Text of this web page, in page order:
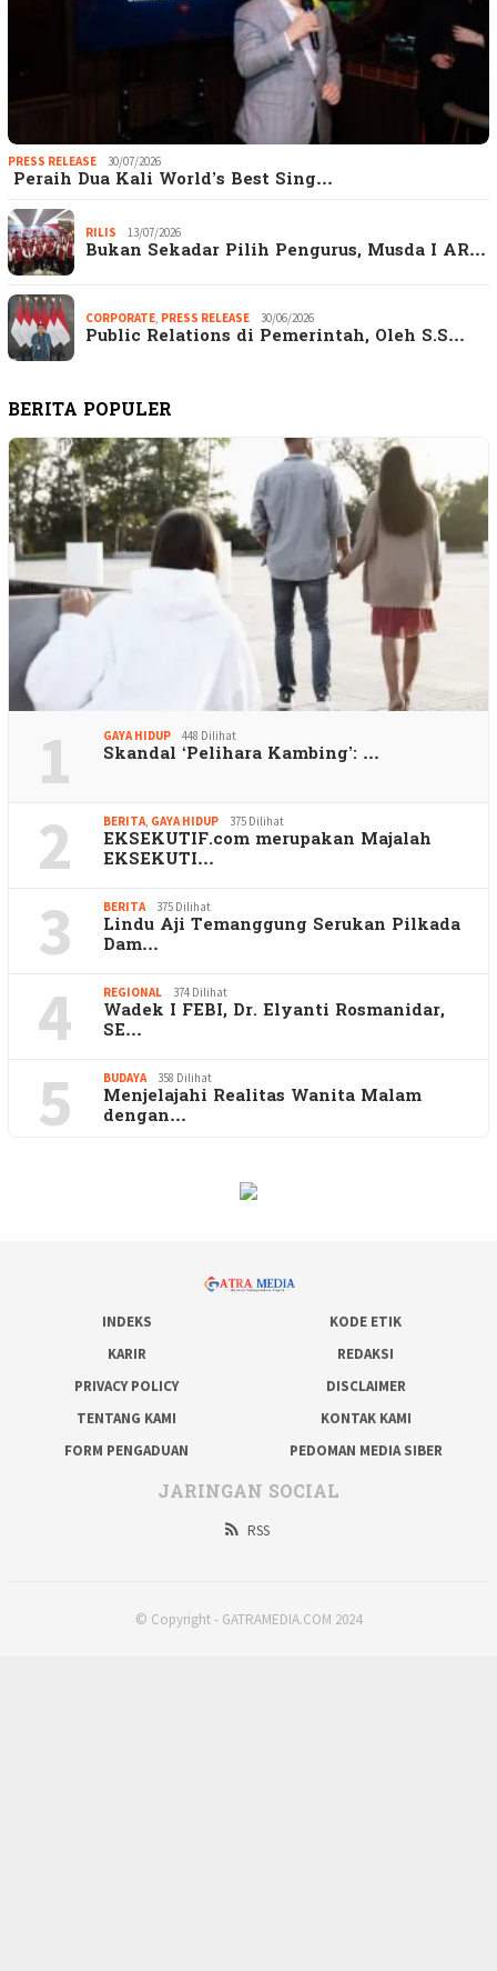
PRESS RELEASE 30/07/2026
Peraih Dua Kali World’s Best Sing…
RILIS 13/07/2026
Bukan Sekadar Pilih Pengurus, Musda I AR…
CORPORATE, PRESS RELEASE 30/06/2026
Public Relations di Pemerintah, Oleh S.S…
BERITA POPULER
1 GAYA HIDUP 448 Dilihat
Skandal ‘Pelihara Kambing’: …
2 BERITA, GAYA HIDUP 375 Dilihat
EKSEKUTIF.com merupakan Majalah
EKSEKUTI…
3 BERITA 375 Dilihat
Lindu Aji Temanggung Serukan Pilkada
Dam…
4 REGIONAL 374 Dilihat
Wadek I FEBI, Dr. Elyanti Rosmanidar,
SE…
5 BUDAYA 358 Dilihat
Menjelajahi Realitas Wanita Malam
dengan…
INDEKS
KODE ETIK
KARIR
REDAKSI
PRIVACY POLICY
DISCLAIMER
TENTANG KAMI
KONTAK KAMI
FORM PENGADUAN
PEDOMAN MEDIA SIBER
JARINGAN SOCIAL
RSS
© Copyright - GATRAMEDIA.COM 2024